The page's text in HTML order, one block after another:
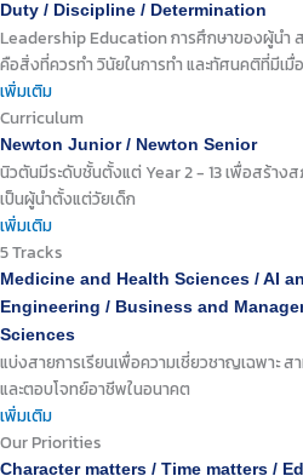
Duty / Discipline / Determination
Leadership Education การศึกษาของผู้นำ ส
คือสิ่งที่ควรทำ วินัยในการทำ และทัศนคติที่มีเ
เพิ่มเติม
Curriculum
Newton Junior / Newton Senior
นิวตันมีระดับชั้นตั้งแต่ Year 2 - 13 เพื่อสร้าง
เป็นผู้นำตั้งแต่วัยเด็ก
เพิ่มเติม
5 Tracks
Medicine and Health Sciences / AI
Engineering / Business and
Sciences
แบ่งสายการเรียนเพื่อความเชี่ยวชาญเฉพาะ ส
และตอบโจทย์อาชีพในอนาคต
เพิ่มเติม
Our Priorities
Character matters / Time matters /